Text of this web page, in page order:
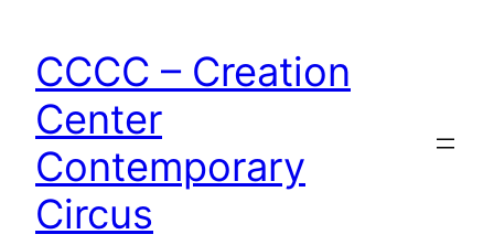
CCCC – Creation
Center
Contemporary
Circus